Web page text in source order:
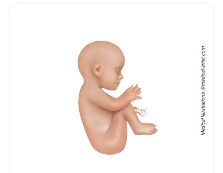
Medical Illustrations: ©
medical-artist.com